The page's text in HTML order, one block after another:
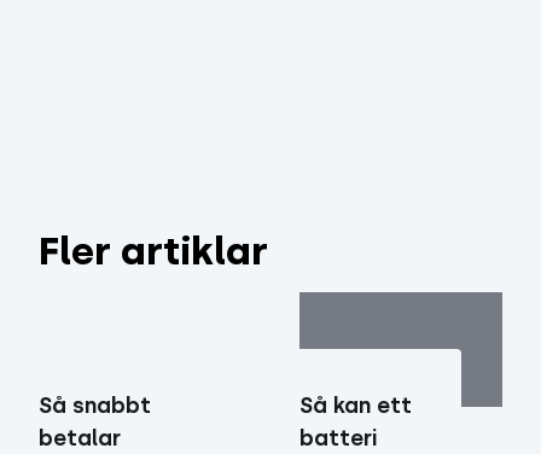
Fler artiklar
Så snabbt
betalar
Så kan ett
batteri